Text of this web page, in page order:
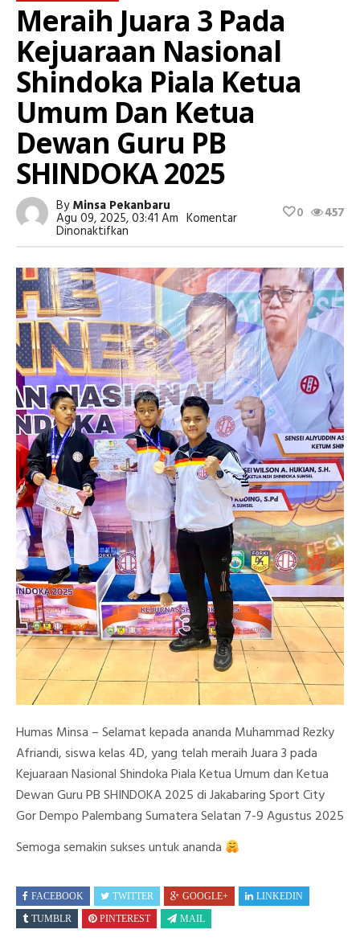
Meraih Juara 3 Pada
Kejuaraan Nasional
Shindoka Piala Ketua
Umum Dan Ketua
Dewan Guru PB
SHINDOKA 2025
ByMinsa Pekanbaru
Agu 09, 2025, 03:41 Am Komentar
Dinonaktifkan
Meraih
3
Pada
Kejuaraan
Nasional
Shindoka
Piala
Ketua
Umum
Dan
Ketua
Dewan
Guru
PB
SHINDOKA
2025
457
0
Humas Minsa – Selamat kepada ananda Muhammad Rezky
Afriandi, siswa kelas 4D, yang telah meraih Juara 3 pada
Kejuaraan Nasional Shindoka Piala Ketua Umum dan Ketua
Dewan Guru PB SHINDOKA 2025 di Jakabaring Sport City
Gor Dempo Palembang Sumatera Selatan 7-9 Agustus 2025
Semoga semakin sukses untuk ananda
FACEBOOK TWITTER GOOGLE+
LINKEDIN
TUMBLR
PINTEREST MAIL